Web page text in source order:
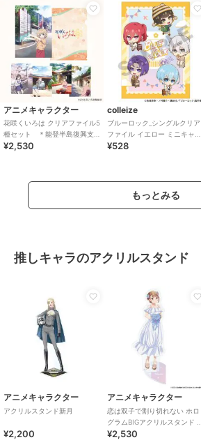
アニメキャラクター
花咲くいろは クリアファイル5
種セット ＊能登半島復興支
援チャリティーグッズ
¥2,530
colleize
ブルーロック_シングルクリア
ファイル イエロー ミニキャラ
旅行
¥528
もっとみる
推しキャラのアクリルスタンド
アニメキャラクター
アクリルスタンド新月
¥2,200
アニメキャラクター
恋は双子で割り切れない ホロ
グラムBIGアクリルスタンド 琉
実
¥2,530